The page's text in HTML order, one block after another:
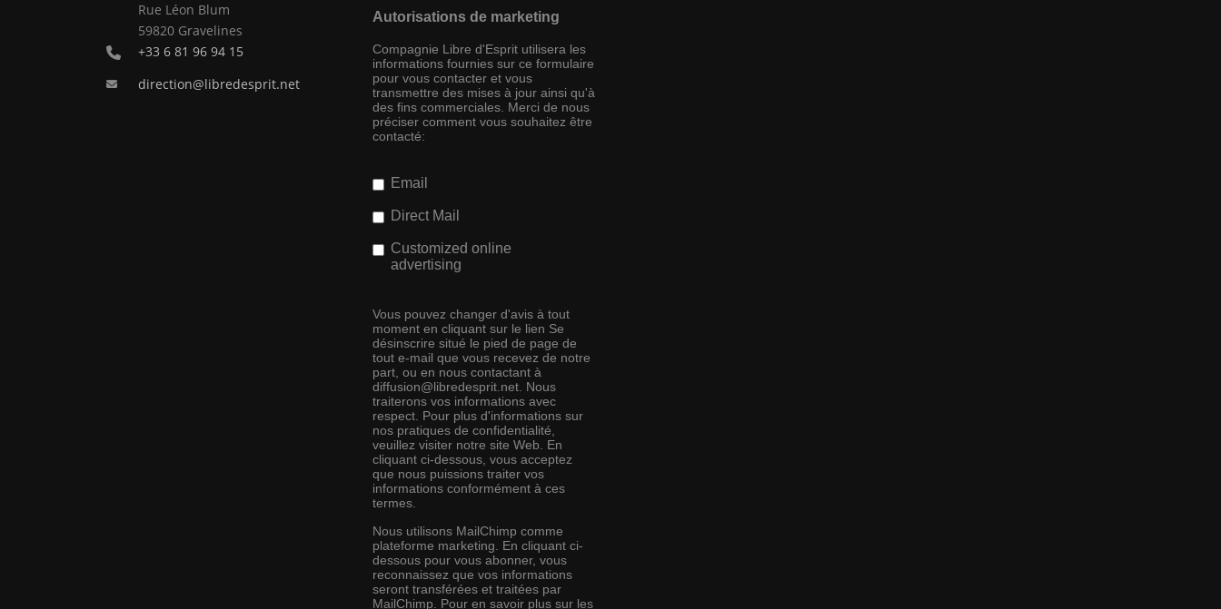
Rue Léon Blum
59820 Gravelines
+33 6 81 96 94 15
direction@libredesprit.net
Autorisations de marketing
Compagnie Libre d'Esprit utilisera les
informations fournies sur ce formulaire
pour vous contacter et vous
transmettre des mises à jour ainsi qu'à
des fins commerciales. Merci de nous
préciser comment vous souhaitez être
contacté:
Email
Direct Mail
Customized online
advertising
Vous pouvez changer d'avis à tout
moment en cliquant sur le lien Se
désinscrire situé le pied de page de
tout e-mail que vous recevez de notre
part, ou en nous contactant à
diffusion@libredesprit.net. Nous
traiterons vos informations avec
respect. Pour plus d'informations sur
nos pratiques de confidentialité,
veuillez visiter notre site Web. En
cliquant ci-dessous, vous acceptez
que nous puissions traiter vos
informations conformément à ces
termes.
Nous utilisons MailChimp comme
plateforme marketing. En cliquant ci-
dessous pour vous abonner, vous
reconnaissez que vos informations
seront transférées et traitées par
MailChimp. Pour en savoir plus sur les